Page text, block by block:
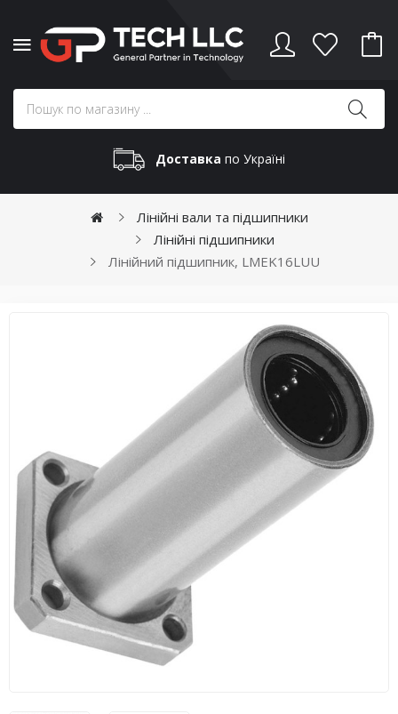
Доставка по Україні
Лінійні вали та підшипники
Лінійні підшипники
Лінійний підшипник, LMEK16LUU